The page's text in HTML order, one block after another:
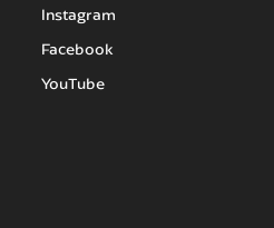
Instagram
Facebook
YouTube